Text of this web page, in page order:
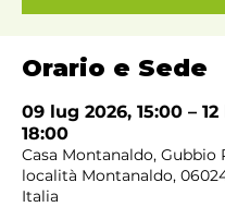
Orario e Sede
09 lug 2026, 15:00 –
18:00
Casa Montanaldo, Gubbio
località Montanaldo,
Italia